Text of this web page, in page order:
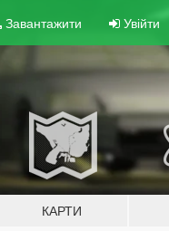
Завантажити Увійти
КАРТИ